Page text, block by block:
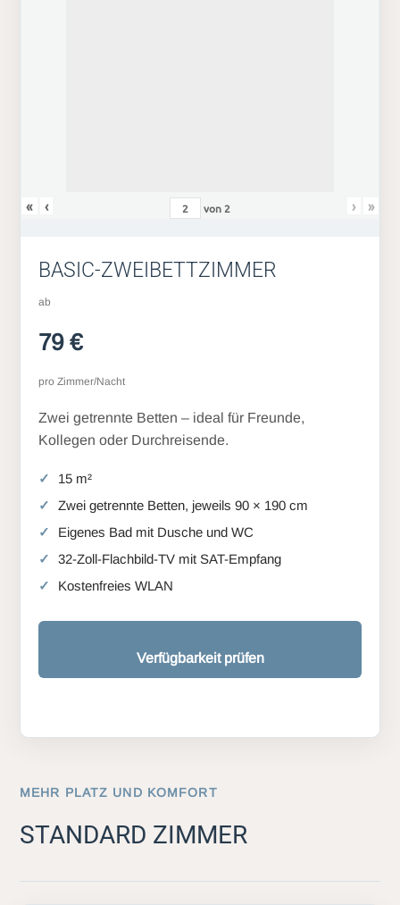
« ‹ von 2 › »
BASIC-ZWEIBETTZIMMER
ab
79 €
pro Zimmer/Nacht
Zwei getrennte Betten – ideal für Freunde,
Kollegen oder Durchreisende.
15 m²
Zwei getrennte Betten, jeweils 90 × 190 cm
Eigenes Bad mit Dusche und WC
32-Zoll-Flachbild-TV mit SAT-Empfang
Kostenfreies WLAN
Verfügbarkeit prüfen
MEHR PLATZ UND KOMFORT
STANDARD ZIMMER